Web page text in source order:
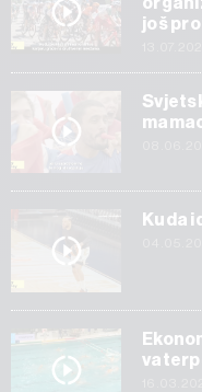
još
Kuda